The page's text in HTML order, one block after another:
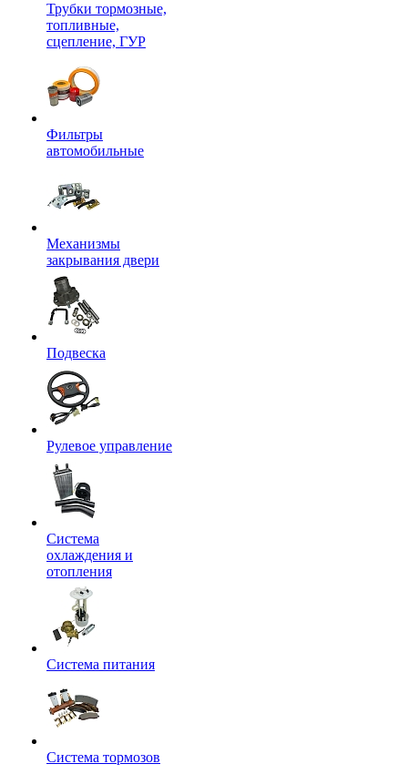
Трубки тормозные,
топливные,
сцепление, ГУР
Фильтры
автомобильные
Механизмы
закрывания двери
Подвеска
Рулевое управление
Система
охлаждения и
отопления
Система питания
Система тормозов